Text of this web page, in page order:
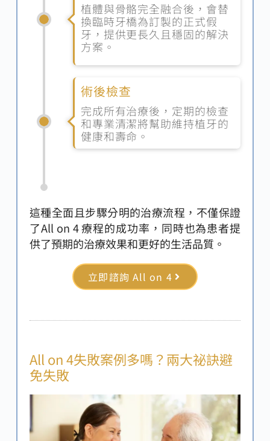
植體與骨骼完全融合後，會替
換臨時牙橋為訂製的正式假
牙，提供更長久且穩固的解決
方案。
術後檢查
完成所有治療後，定期的檢查
和專業清潔將幫助維持植牙的
健康和壽命。
這種全面且步驟分明的治療流程，不僅保證
了All on 4 療程的成功率，同時也為患者提
供了預期的治療效果和更好的生活品質。
立即諮詢 All on 4
All on 4失敗案例多嗎？兩大祕訣避
免失敗